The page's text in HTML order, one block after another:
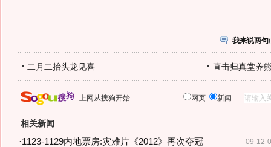
我来说两句(
二月二抬头龙见喜 直击归真堂养
上网从搜狗开始 网页 新闻
相关新闻
09-12-
·1123-1129内地票房:灾难片《2012》再次夺冠